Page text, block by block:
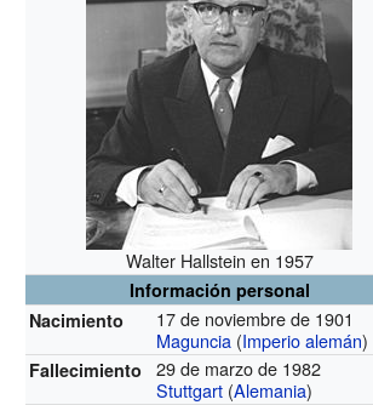
Walter Hallstein en 1957
Información personal
Nacimiento
17 de noviembre de 1901
Maguncia (Imperio alemán)
Fallecimiento
29 de marzo de 1982
Stuttgart (Alemania)